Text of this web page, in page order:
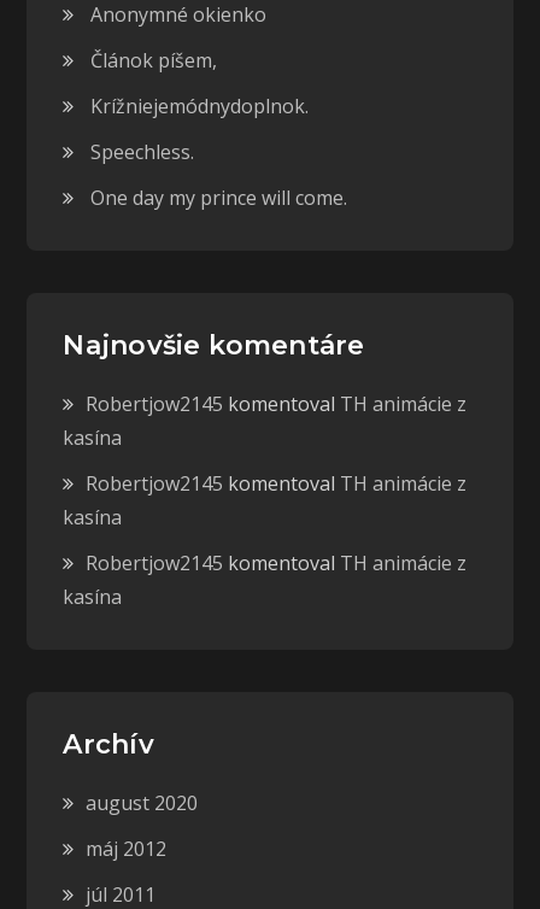
Anonymné okienko
Článok píšem,
Krížniejemódnydoplnok.
Speechless.
One day my prince will come.
Najnovšie komentáre
Robertjow2145 komentoval TH animácie z
kasína
Robertjow2145 komentoval TH animácie z
kasína
Robertjow2145 komentoval TH animácie z
kasína
Archív
august 2020
máj 2012
júl 2011